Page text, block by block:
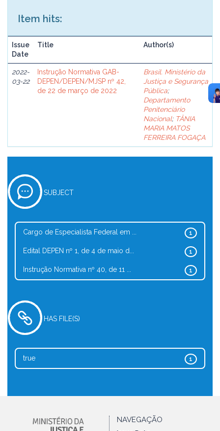
Item hits:
Issue
Date
Title Author(s)
2022-
03-22
Instrução Normativa GAB-
DEPEN/DEPEN/MJSP nº 42,
de 22 de março de 2022
Brasil. Ministério da
Justiça e Segurança
Pública;
Departamento
Penitenciário
Nacional; TÂNIA
MARIA MATOS
FERREIRA FOGAÇA
SUBJECT
1
Cargo de Especialista Federal em ...
1
Edital DEPEN nº 1, de 4 de maio d...
1
Instrução Normativa nº 40, de 11 ...
HAS FILE(S)
1
true
NAVEGAÇÃO